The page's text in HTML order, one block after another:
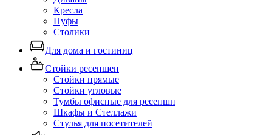
Кресла
Пуфы
Столики
Для дома и гостиниц
Стойки ресепшен
Стойки прямые
Стойки угловые
Тумбы офисные для ресепшн
Шкафы и Стеллажи
Стулья для посетителей